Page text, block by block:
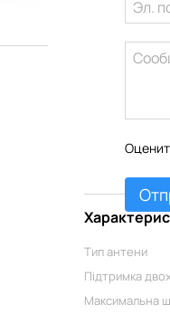
Тип антени
Підтримка
Максимальна